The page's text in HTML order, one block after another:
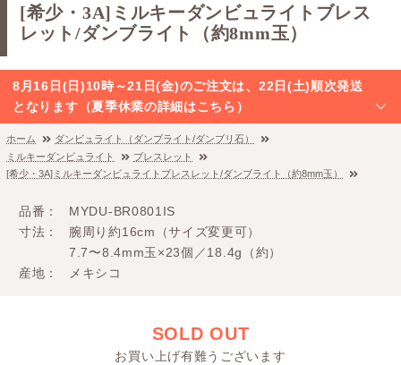
[希少・3A]ミルキーダンビュライトブレス
レット/ダンブライト（約8mm玉）
8月16日(日)10時～21日(金)のご注文は、22日(土)順次発送
となります（夏季休業の詳細はこちら）
ホーム
ダンビュライト（ダンブライト/ダンブリ石）
ミルキーダンビュライト
ブレスレット
[希少・3A]ミルキーダンビュライトブレスレット/ダンブライト（約8mm玉）
品番
MYDU-BR0801IS
寸法
腕周り約16cm（サイズ変更可）
7.7〜8.4mm玉×23個／18.4g（約）
産地
メキシコ
SOLD OUT
お買い上げ有難うございます